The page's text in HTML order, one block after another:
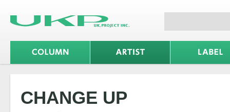
CHANGE UP